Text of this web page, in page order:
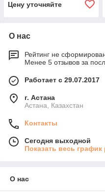
Цену уточняйте
О нас
Рейтинг не
Менее 5 отзывов за
Работает с 29.07.2017
г. Астана
Астана, Казахстан
Контакты
Сегодня выходной
Показать весь
О нас